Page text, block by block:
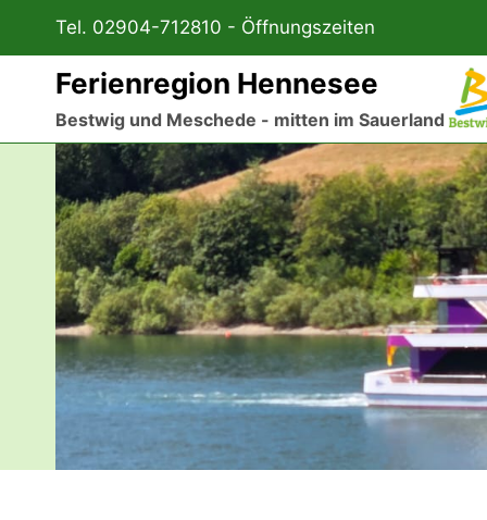
springen
Tel. 02904-712810 - Öffnungszeiten
Ferienregion Hennesee
Bestwig und Meschede - mitten im Sauerland